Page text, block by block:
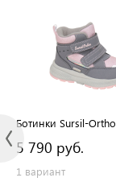
Ботинки Sursil-Ortho
5 790 руб.
1 вариант